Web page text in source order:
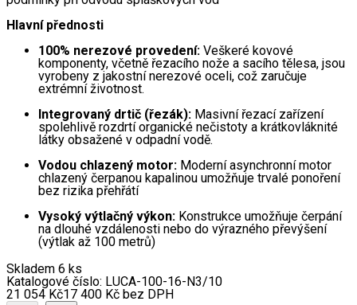
Hlavní přednosti
100% nerezové provedení: Veškeré kovové
komponenty, včetně řezacího nože a sacího tělesa, jsou
vyrobeny z jakostní nerezové oceli, což zaručuje
extrémní životnost.
Integrovaný drtič (řezák): Masivní řezací zařízení
spolehlivě rozdrtí organické nečistoty a krátkovláknité
látky obsažené v odpadní vodě.
Vodou chlazený motor: Moderní asynchronní motor
chlazený čerpanou kapalinou umožňuje trvalé ponoření
bez rizika přehřátí
Vysoký výtlačný výkon: Konstrukce umožňuje čerpání
na dlouhé vzdálenosti nebo do výrazného převýšení
(výtlak až 100 metrů)
Skladem 6 ks
Katalogové číslo: LUCA-100-16-N3/10
21 054 Kč17 400 Kč bez DPH